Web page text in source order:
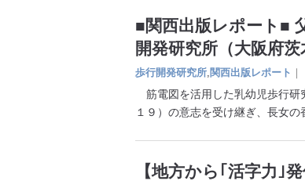
■関西出版レポート■
開発研究所（大阪府
歩行開発研究所, 関西出版レポート ｜
筋電図を活用した乳幼児歩行研
１９）の意志を受け継ぎ、長女
【地方から｢活字力｣